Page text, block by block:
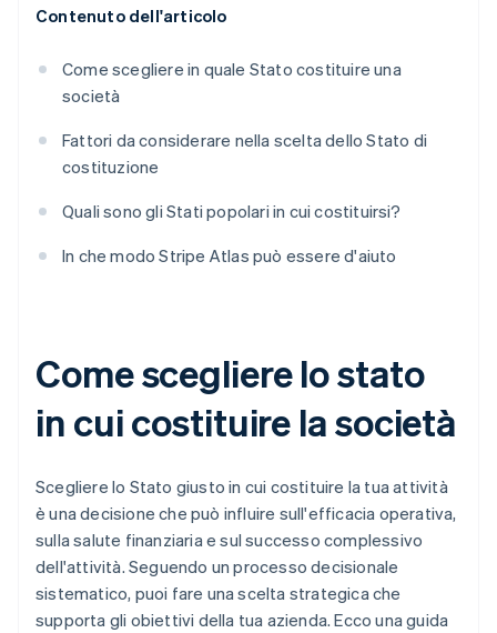
Contenuto dell'articolo
Come scegliere in quale Stato costituire una
società
Fattori da considerare nella scelta dello Stato di
costituzione
Quali sono gli Stati popolari in cui costituirsi?
In che modo Stripe Atlas può essere d'aiuto
Come scegliere lo stato
in cui costituire la società
Scegliere lo Stato giusto in cui costituire la tua attività
è una decisione che può influire sull'efficacia operativa,
sulla salute finanziaria e sul successo complessivo
dell'attività. Seguendo un processo decisionale
sistematico, puoi fare una scelta strategica che
supporta gli obiettivi della tua azienda. Ecco una guida